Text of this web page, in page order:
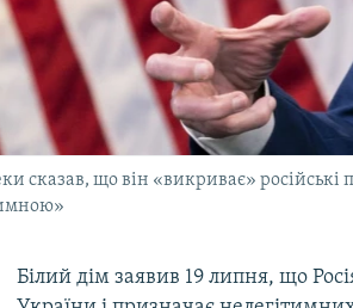
сказав, що він «викриває»
Білий дім заявив 19 липня, що